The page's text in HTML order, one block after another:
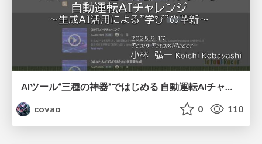
AIツール“三種の神器”ではじめる 自動運転AIチャレンジ
covao
0 110